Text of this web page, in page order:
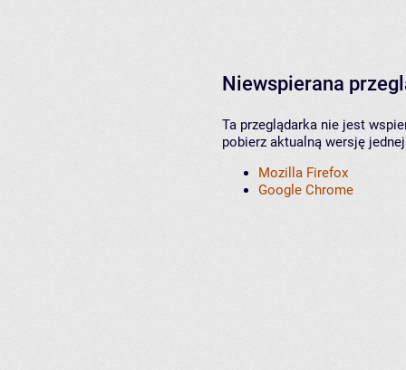
Niewspierana
Ta przeglądarka nie jest
pobierz aktualną wersję
Mozilla Firefox
Google Chrome